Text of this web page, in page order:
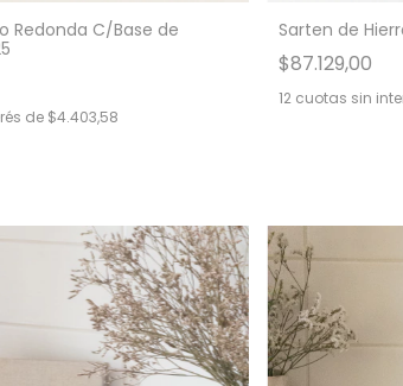
Redonda C/Base de
de $4.403,58
Sarten de
$87.129,00
12 cuotas sin